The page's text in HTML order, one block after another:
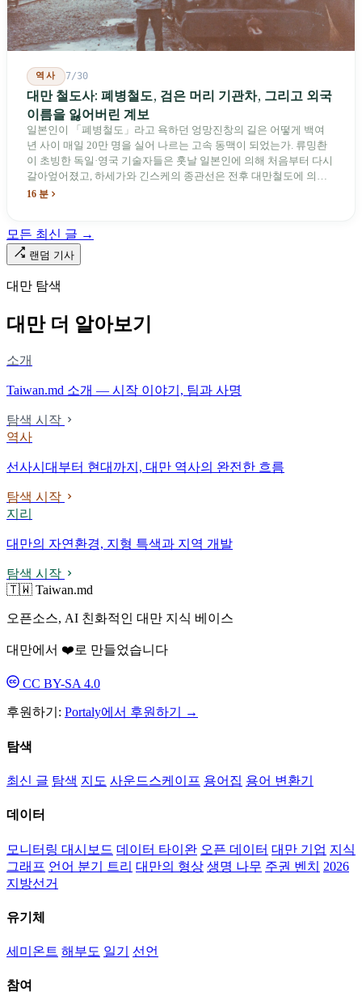
역사 7/30
대만 철도사: 폐병철도, 검은 머리 기관차, 그리고 외국
이름을 잃어버린 계보
일본인이 「폐병철도」라고 욕하던 엉망진창의 길은 어떻게 백여
년 사이 매일 20만 명을 실어 나르는 고속 동맥이 되었는가. 류밍촨
이 초빙한 독일·영국 기술자들은 훗날 일본인에 의해 처음부터 다시
갈아엎어졌고, 하세가와 긴스케의 종관선은 전후 대만철도에 의해
이름과 번호가 바뀌었다. 세대마다 앞선 세대의 기록을 주석으로 밀
다. 마침내 푸유마·타로코 세대에 이르러서야 원주민 지명이 다시 철
로 위에 깔렸다.
16 분
모든 최신 글 →
랜덤 기사
대만 탐색
대만 더 알아보기
소개
Taiwan.md 소개 — 시작 이야기, 팀과 사명
탐색 시작
역사
선사시대부터 현대까지, 대만 역사의 완전한 흐름
탐색 시작
지리
대만의 자연환경, 지형 특색과 지역 개발
탐색 시작
🇹🇼 Taiwan.md
오픈소스, AI 친화적인 대만 지식 베이스
대만에서 ❤️로 만들었습니다
CC BY-SA 4.0
후원하기: Portaly에서 후원하기 →
탐색
최신 글 탐색 지도 사운드스케이프 용어집 용어 변환기
데이터
모니터링 대시보드 데이터 타이완 오픈 데이터 대만 기업 지식
그래프 언어 분기 트리 대만의 형상 생명 나무 주권 벤치
2026
지방선거
유기체
세미온트 해부도 일기 선언
참여